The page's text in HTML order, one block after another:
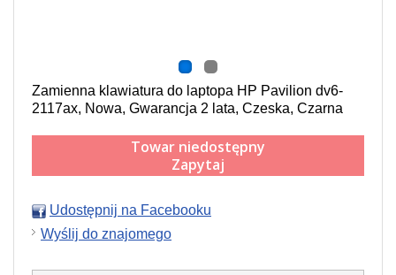
Zamienna klawiatura do laptopa HP Pavilion dv6-
2117ax, Nowa, Gwarancja 2 lata, Czeska, Czarna
Towar niedostępny
Zapytaj
Udostępnij na Facebooku
Wyślij do znajomego